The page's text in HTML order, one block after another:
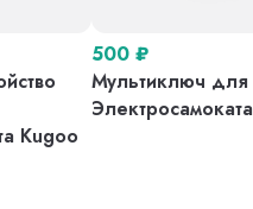
Kugoo
500 ₽
Мультиключ для
Электросамоката